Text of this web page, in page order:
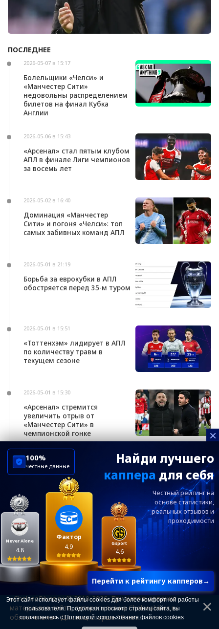
Андони Ираола может возглавить «Кристал
ПОСЛЕДНЕЕ
2026-05-07 в 15:17
Болельщики «Челси» и
«Манчестер Сити»
недовольны распределением
билетов на финал Кубка
Англии
2026-05-06 в 15:43
«Арсенал» стал пятым клубом
АПЛ в финале Лиги чемпионов
за восемь лет
2026-05-02 в 16:40
Доминация «Манчестер
Сити» и погоня «Челси»: топ
самых забивных команд АПЛ
2026-05-01 в 21:19
Борьба за еврокубки в АПЛ
обостряется перед 35-м туром
2026-05-01 в 15:51
«Тоттенхэм» лидирует в АПЛ
по количеству травм в
текущем сезоне
2026-05-01 в 15:30
«Арсенал» стремится
увеличить отрыв от
«Манчестер Сити» в
чемпионской гонке
×
Найди лучшего
каппера для себя
Честный рейтинг на
основе статистики,
реальныхотзывов и
проходимости
Перейти к рейтингу капперов→
Фактор
4.9
Never Alone
4.8
Gsport
4.6
100%
честные данные
ChelseaBluesRu
ФК Челси
Посетителям
Информация
Ежевечерний дайджест главных новостей от
редакции ChelseaBlues.ru — подписывайтесь!
«ChelseaBlues.ru © 2010-2026. При использовании
материалов сайта, гиперссылка на Chelseablues.ru
обязательна». Для лиц старше 18 лет.
Этот сайт использует файлы cookies для более комфортной работы
пользователя. Продолжая просмотр страниц сайта, вы
соглашаетесь сПолитикой использования файлов cookies.